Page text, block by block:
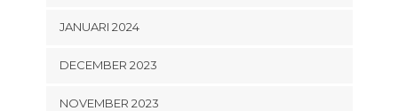
JANUARI 2024
DECEMBER 2023
NOVEMBER 2023